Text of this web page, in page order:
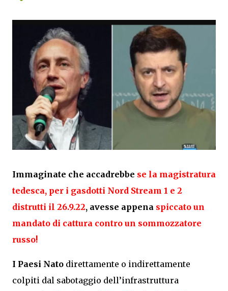
Immaginate che accadrebbe se la magistratura
tedesca, per i gasdotti Nord Stream 1 e 2
distrutti il 26.9.22, avesse appena spiccato un
mandato di cattura contro un sommozzatore
russo!
I Paesi Nato direttamente o indirettamente
colpiti dal sabotaggio dell’infrastruttura